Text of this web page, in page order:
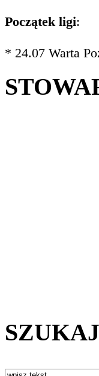
Początek ligi:
* 24.07 Warta
SZUKAJ